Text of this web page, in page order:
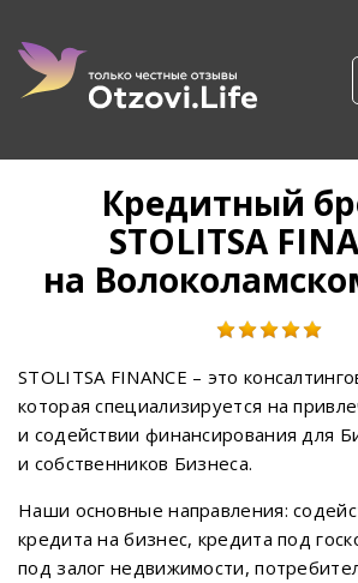
Кредитный
STOLITSA
на
STOLITSA FINANCE – это
которая специализируется на
и содействии финансирования для
и собственников Бизнеса.
Наши основные направления:
кредита на бизнес, кредита под
под залог недвижимости,